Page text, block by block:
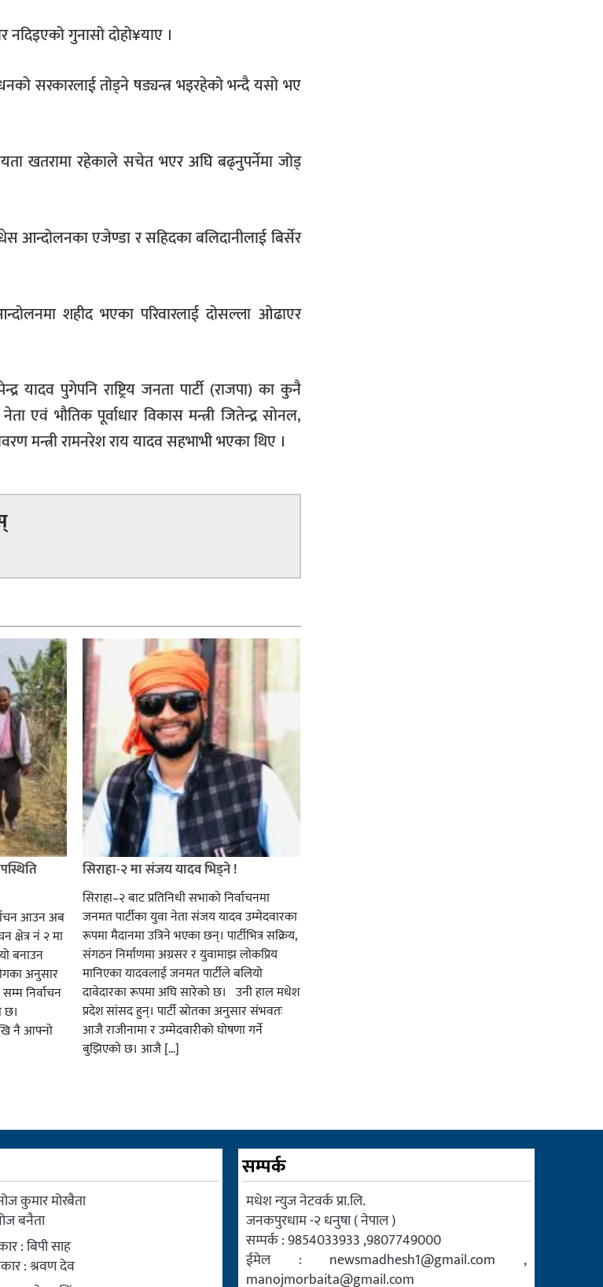
गुनासो दोहो¥याए ।
सरकारलाई तोड्ने षड्यन्त्र भइरहेको भन्दै यसो भए
खतरामा रहेकाले सचेत भएर अघि बढ्नुपर्नेमा जोड्
आन्दोलनका एजेण्डा र सहिदका बलिदानीलाई बिर्सेर
शहीद भएका परिवारलाई दोसल्ला ओढाएर
यादव पुगेपनि राष्ट्रिय जनता पार्टी (राजपा) का कुनै
एवं भौतिक पूर्वाधार विकास मन्त्री जितेन्द्र सोनल,
मन्त्री रामनरेश राय यादव सहभाभी भएका थिए ।
आउन अब
क्षेत्र नं २ मा
बनाउन
अनुसार
निर्वाचन
छ।
नै आफ्नो
सिराहा-२ मा संजय यादव भिड्ने !
सिराहा–२ बाट प्रतिनिधी सभाको निर्वाचनमा
जनमत पार्टीका युवा नेता संजय यादव उम्मेदवारका
रूपमा मैदानमा उत्रिने भएका छन्। पार्टीभित्र सक्रिय,
संगठन निर्माणमा अग्रसर र युवामाझ लोकप्रिय
मानिएका यादवलाई जनमत पार्टीले बलियो
दावेदारका रूपमा अघि सारेको छ। उनी हाल मधेश
प्रदेश सांसद हुन्। पार्टी स्रोतका अनुसार संभवतः
आजै राजीनामा र उम्मेदवारीको घोषणा गर्ने
बुझिएको छ। आजै […]
कुमार मोरबैता
बनैता
: बिपी साह
: श्रवण देव
सम्पर्क
मधेश न्युज नेटवर्क प्रा.लि.
जनकपुरधाम -२ धनुषा ( नेपाल )
सम्पर्क : 9854033933 ,9807749000
ईमेल : newsmadhesh1@gmail.com ,
manojmorbaita@gmail.com